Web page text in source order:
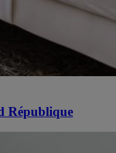
République